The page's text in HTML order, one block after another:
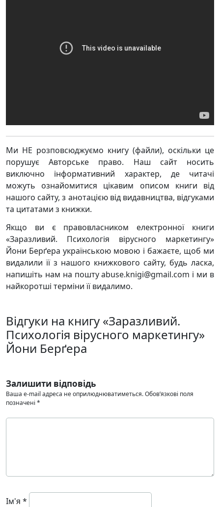
Ми НЕ розповсюджуємо книгу (файли), оскільки це
порушує Авторське право. Наш сайт носить
виключно інформативний характер, де читачі
можуть ознайомитися цікавим описом книги від
нашого сайту, з анотацією від видавництва, відгуками
та цитатами з книжки.
Якщо ви є правовласником електронної книги
«Заразливий. Психологія вірусного маркетингу»
Йони Берґера українською мовою і бажаєте, щоб ми
видалили її з нашого книжкового сайту, будь ласка,
напишіть нам на пошту abuse.knigi@gmail.com і ми в
найкоротші терміни її видалимо.
Відгуки на книгу «Заразливий.
Психологія вірусного маркетингу»
Йони Берґера
Залишити відповідь
Ваша e-mail адреса не оприлюднюватиметься.Обов’язкові поля
позначені *
Ім'я *